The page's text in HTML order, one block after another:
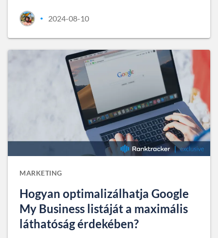
• 2024-08-10
MARKETING
Hogyan optimalizálhatja Google
My Business listáját a maximális
láthatóság érdekében?